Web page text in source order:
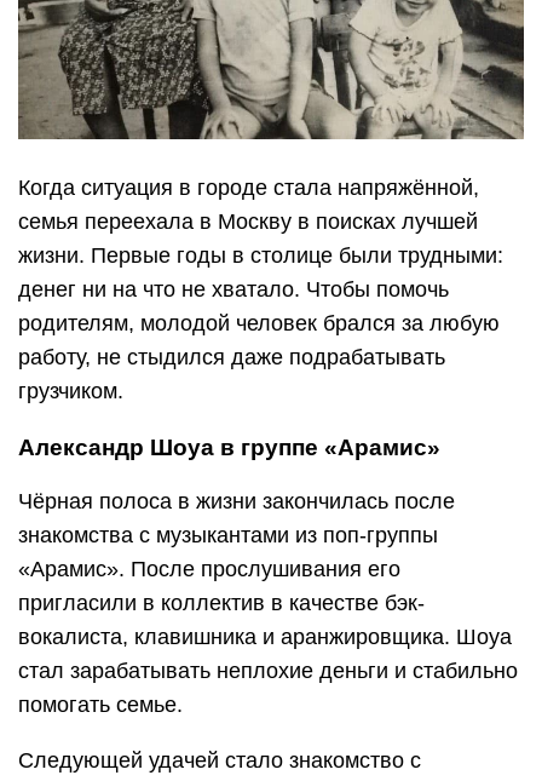
Когда ситуация в городе стала напряжённой,
семья переехала в Москву в поисках лучшей
жизни. Первые годы в столице были трудными:
денег ни на что не хватало. Чтобы помочь
родителям, молодой человек брался за любую
работу, не стыдился даже подрабатывать
грузчиком.
Александр Шоуа в группе «Арамис»
Чёрная полоса в жизни закончилась после
знакомства с музыкантами из поп-группы
«Арамис». После прослушивания его
пригласили в коллектив в качестве бэк-
вокалиста, клавишника и аранжировщика. Шоуа
стал зарабатывать неплохие деньги и стабильно
помогать семье.
Следующей удачей стало знакомство с